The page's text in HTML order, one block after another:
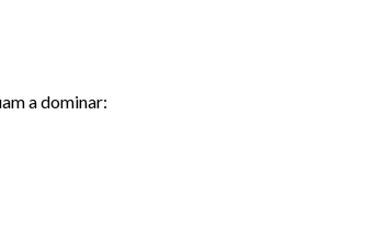
a dominar: